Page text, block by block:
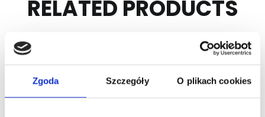
Zgoda Szczegóły O plikach cookies
RELATED PRODUCTS